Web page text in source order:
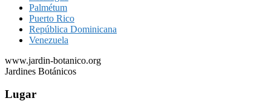
Palmétum
Puerto Rico
República Dominicana
Venezuela
www.jardin-botanico.org
Jardines Botánicos
Lugar